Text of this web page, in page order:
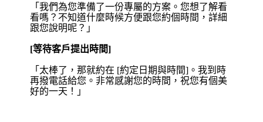
「我們為您準備了一份專屬的方案。您想了解看
看嗎？不知道什麼時候方便跟您約個時間，詳細
跟您說明呢？」
[等待客戶提出時間]
「太棒了，那就約在 [約定日期與時間]。我到時
再撥電話給您。非常感謝您的時間，祝您有個美
好的一天！」